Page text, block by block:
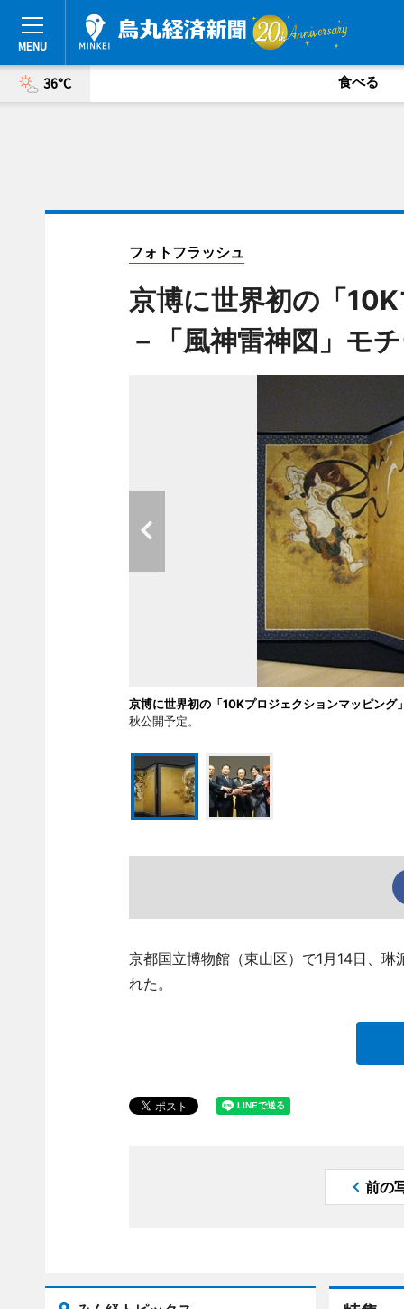
36°C 食べる
フォトフラッシュ
京博に世界初の「
－「風神雷神図」モ
京博に世界初の「10Kプロジェクションマッピング
秋公開予定。
京都国立博物館（東山区）で1月14日、
れた。
前の